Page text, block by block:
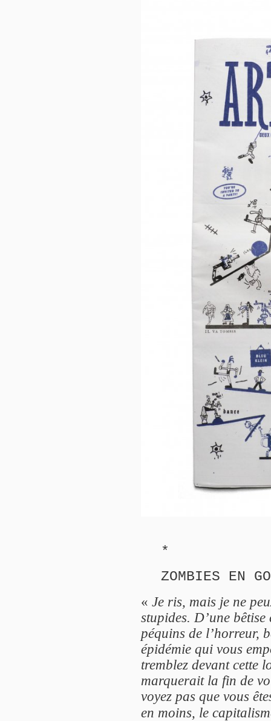
*
ZOMBIES EN
« Je ris, mais je ne
stupides. D’une
péquins de l’horreur,
épidémie qui vous
tremblez devant cette
marquerait la fin de
voyez pas que vous
en moins, le